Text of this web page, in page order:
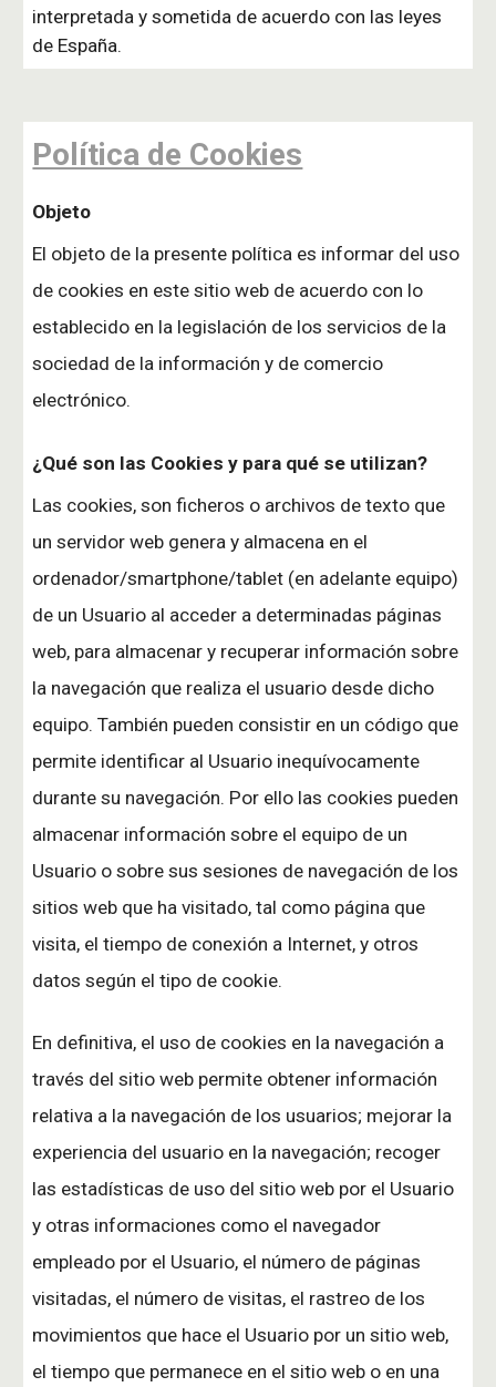
interpretada y sometida de acuerdo con las leyes
de España.
Política de Cookies
Objeto
El objeto de la presente política es informar del uso
de cookies en este sitio web de acuerdo con lo
establecido en la legislación de los servicios de la
sociedad de la información y de comercio
electrónico.
¿Qué son las Cookies y para qué se utilizan?
Las cookies, son ficheros o archivos de texto que
un servidor web genera y almacena en el
ordenador/smartphone/tablet (en adelante equipo)
de un Usuario al acceder a determinadas páginas
web, para almacenar y recuperar información sobre
la navegación que realiza el usuario desde dicho
equipo. También pueden consistir en un código que
permite identificar al Usuario inequívocamente
durante su navegación. Por ello las cookies pueden
almacenar información sobre el equipo de un
Usuario o sobre sus sesiones de navegación de los
sitios web que ha visitado, tal como página que
visita, el tiempo de conexión a Internet, y otros
datos según el tipo de cookie.
En definitiva, el uso de cookies en la navegación a
través del sitio web permite obtener información
relativa a la navegación de los usuarios; mejorar la
experiencia del usuario en la navegación; recoger
las estadísticas de uso del sitio web por el Usuario
y otras informaciones como el navegador
empleado por el Usuario, el número de páginas
visitadas, el número de visitas, el rastreo de los
movimientos que hace el Usuario por un sitio web,
el tiempo que permanece en el sitio web o en una